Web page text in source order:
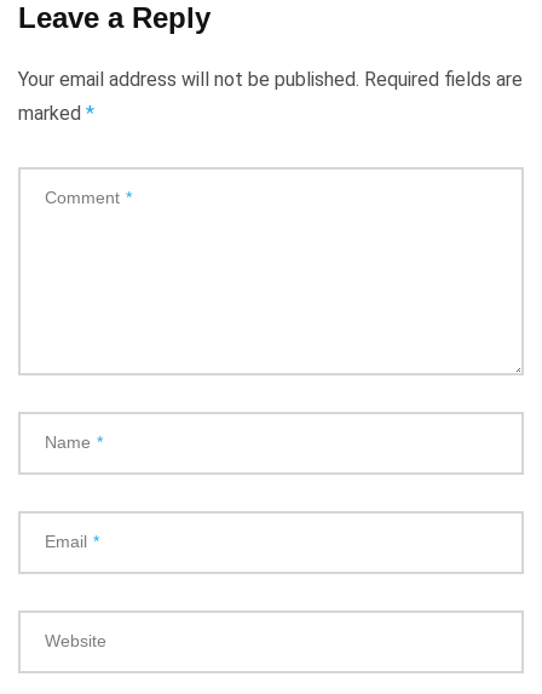
Leave a Reply
Your email address will not be published. Required fields are
marked *
Comment *
Name *
Email *
Website